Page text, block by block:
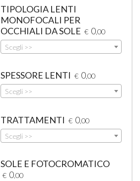
TIPOLOGIA LENTI
MONOFOCALI PER
OCCHIALI DA SOLE € 0,00
Scegli >>
SPESSORE LENTI € 0,00
Scegli >>
TRATTAMENTI € 0,00
Scegli >>
SOLE E FOTOCROMATICO
€ 0,00